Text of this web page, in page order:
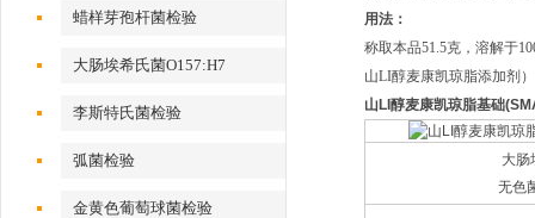
蜡样芽孢杆菌检验
大肠埃希氏菌O157:H7
李斯特氏菌检验
弧菌检验
金黄色葡萄球菌检验
用法：
称取本品51.5克，溶解于
山LI醇麦康凯琼脂添加剂
山 LI 醇麦康凯琼脂基础
大肠
无色